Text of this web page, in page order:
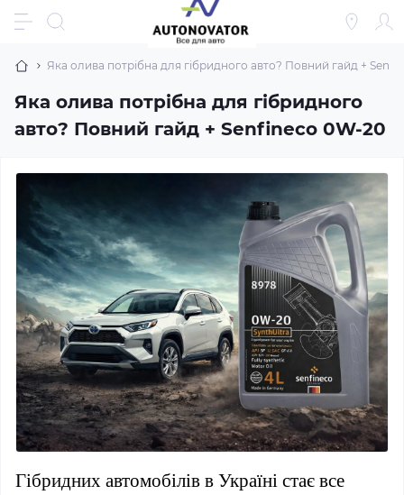
Яка олива потрібна для гібридного авто? Повний гайд +
Яка олива потрібна для гібридного
авто? Повний гайд + Senfineco 0W-20
Гібридних автомобілів в Україні стає все